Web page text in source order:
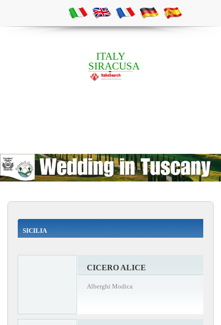
ITALY
SIRACUSA
SICILIA
CICERO ALICE
Alberghi Modica